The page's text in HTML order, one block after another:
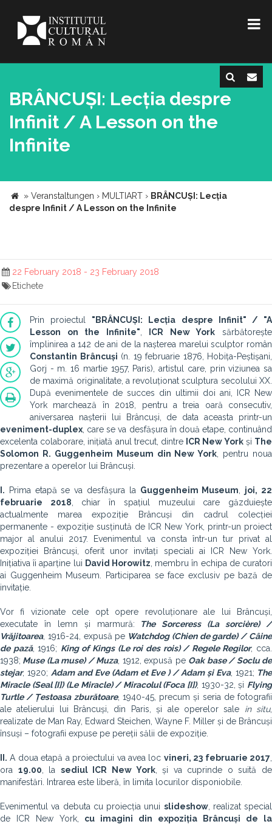
BRÂNCUȘI: Lecția despre
Infinit / A Lesson on the
Infinite
» Veranstaltungen › MULTIART › BRÂNCUȘI: Lecția
despre Infinit / A Lesson on the Infinite
22 February 2018 - 23 February 2018
Etichete
Prin proiectul "BRÂNCUȘI: Lecția despre Infinit" / "A
Lesson on the Infinite"
ICR New York sărbătorește
împlinirea a 142 de ani de la nașterea marelui sculptor român
Constantin Brâncuși (n. 19 februarie 1876, Hobița-Peștișani,
Gorj - m. 16 martie 1957, Paris), artistul care, prin viziunea sa
de maximă originalitate, a revoluționat sculptura secolului XX.
După evenimentele de succes din ultimii doi ani, ICR New
York marchează în 2018, pentru a treia oară consecutiv,
aniversarea nașterii lui Brâncuși, de data aceasta printr-un
eveniment-duplex , care se va desfășura în două etape, continuând
excelenta colaborare, inițiată anul trecut, dintre ICR New Yorkși The
Solomon R. Guggenheim Museum din New York , pentru noua
prezentare a operelor lui Brâncuși.
I. Prima etapă se va desfășura la Guggenheim Museum
joi, 22
februarie 2018 , chiar în spațiul muzeului care găzduiește
actualmente marea expoziție Brâncuși din cadrul colecției
permanente - expoziție susținută de ICR New York, printr-un proiect
major al anului 2017. Evenimentul va consta într-un tur privat al
expoziției Brâncuși, oferit unor invitați speciali ai ICR New York.
Inițiativa îi aparține lui David Horowitz , membru în echipa de curatori
ai Guggenheim Museum. Participarea se face exclusiv pe bază de
invitație.
Vor fi vizionate cele opt opere revoluționare ale lui Brâncuși,
executate în lemn și marmură: The Sorceress (La sorcière) /
Vrăjitoarea, 1916-24, expusă pe Watchdog (Chien de garde) / Câine
de pază, 1916; King of Kings (Le roi des rois) / Regele Regilor, cca.
1938; Muse (La muse) / Muza, 1912, expusă pe Oak base / Soclu de
stejar, 1920; Adam and Eve (Adam et Eve ) / Adam și Eva, 1921; The
Miracle (Seal [I]) (Le Miracle) / Miracolul (Foca [I]), 1930-32, și Flying
Turtle / Țestoasa zburătoare, 1940-45, precum și seria de fotografii
ale atelierului lui Brâncuși, din Paris, și ale operelor sale in situ,
realizate de Man Ray, Edward Steichen, Wayne F. Miller și de Brâncuși
însuși – fotografii expuse pe pereții sălii de expoziție.
II. A doua etapă a proiectului va avea loc vineri, 23 februarie 2017
ora 19.00 , la sediul ICR New York, și va cuprinde o suită de
manifestări. Intrarea este liberă, în limita locurilor disponiobile.
Evenimentul va debuta cu proiecția unui slideshow, realizat special
de ICR New York,
cu imagini din expoziția Brâncuși de la